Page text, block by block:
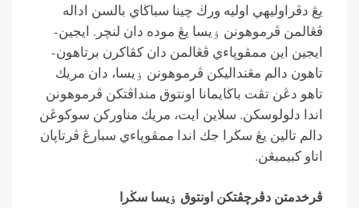
يڠ دڤراوليهي اوليه ورڬ چينا سباڬاي بالسن اداله
ڤڠالمن ڤرموهونن ۏيسا يڠ موده دان لنچر. ايجين-
ايجين اين ممڤوڽاءي ڤڠالمن دان كڤاكرن برتاهون-
تاهون دالم مڠنداليكن ڤرموهونن ۏيسا، دان مريك
تاهو دڠن تڤت باڬايمانا اونتوق منداڤتكن ڤرموهونن
اندا دلولوسكن. سلاين ايت، مريك مناوركن سوكوڠن
دالم تالين يڠ سڬرا جك اندا ممڤوڽاءي سبارڠ ڤرتاڽان
اتاو كبيمبڠن.
ڤرخدمتن دڤرچڤتكن اونتوق ۏيسا سڬرا